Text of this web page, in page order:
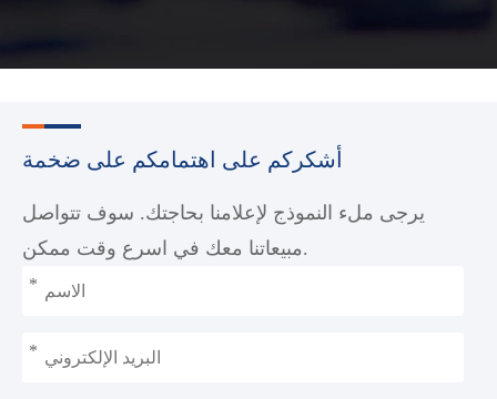
أشكركم على اهتمامكم على ضخمة
يرجى ملء النموذج لإعلامنا بحاجتك. سوف تتواصل
مبيعاتنا معك في اسرع وقت ممكن.
*
*